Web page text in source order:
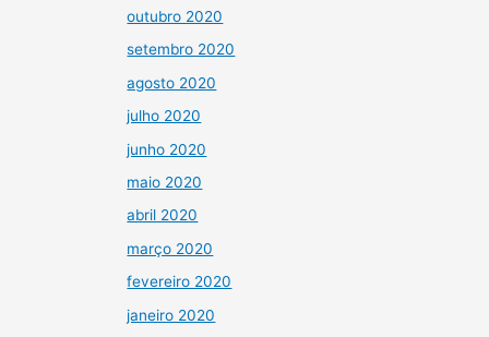
outubro 2020
setembro 2020
agosto 2020
julho 2020
junho 2020
maio 2020
abril 2020
março 2020
fevereiro 2020
janeiro 2020